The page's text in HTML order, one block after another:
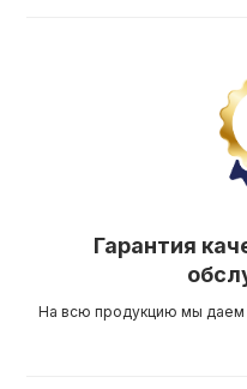
Гарантия
На всю продукцию мы даем